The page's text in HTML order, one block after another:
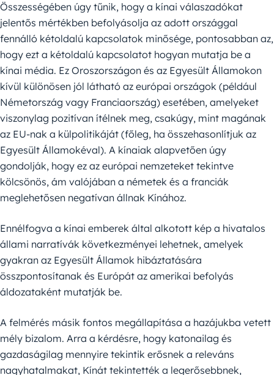
Összességében úgy tűnik, hogy a kínai válaszadókat
jelentős mértékben befolyásolja az adott országgal
fennálló kétoldalú kapcsolatok minősége, pontosabban az,
hogy ezt a kétoldalú kapcsolatot hogyan mutatja be a
kínai média. Ez Oroszországon és az Egyesült Államokon
kívül különösen jól látható az európai országok (például
Németország vagy Franciaország) esetében, amelyeket
viszonylag pozitívan ítélnek meg, csakúgy, mint magának
az EU-nak a külpolitikáját (főleg, ha összehasonlítjuk az
Egyesült Államokéval). A kínaiak alapvetően úgy
gondolják, hogy ez az európai nemzeteket tekintve
kölcsönös, ám valójában a németek és a franciák
meglehetősen negatívan állnak Kínához.
Ennélfogva a kínai emberek által alkotott kép a hivatalos
állami narratívák következményei lehetnek, amelyek
gyakran az Egyesült Államok hibáztatására
összpontosítanak és Európát az amerikai befolyás
áldozataként mutatják be.
A felmérés másik fontos megállapítása a hazájukba vetett
mély bizalom. Arra a kérdésre, hogy katonailag és
gazdaságilag mennyire tekintik erősnek a releváns
nagyhatalmakat, Kínát tekintették a legerősebbnek,